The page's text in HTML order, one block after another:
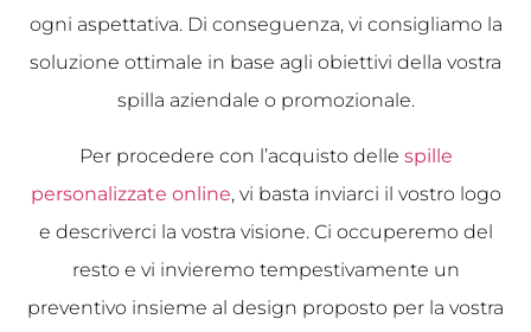
ogni aspettativa. Di conseguenza, vi consigliamo la
soluzione ottimale in base agli obiettivi della vostra
spilla aziendale o promozionale.
Per procedere con l’acquisto delle spille
personalizzate online, vi basta inviarci il vostro logo
e descriverci la vostra visione. Ci occuperemo del
resto e vi invieremo tempestivamente un
preventivo insieme al design proposto per la vostra